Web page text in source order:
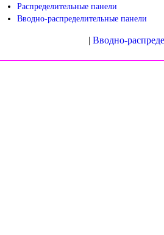
Распределительные панели
Вводно-распределительные панели
| Вводно-